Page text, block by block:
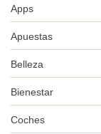
Apps
Apuestas
Belleza
Bienestar
Coches